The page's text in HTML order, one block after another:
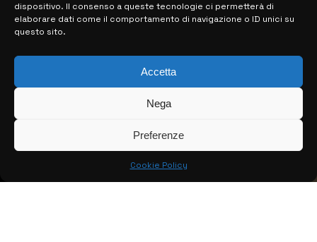
dispositivo. Il consenso a queste tecnologie ci permetterà di
elaborare dati come il comportamento di navigazione o ID unici su
questo sito.
Accetta
Nega
Preferenze
Cookie Policy
> NOTIZIE